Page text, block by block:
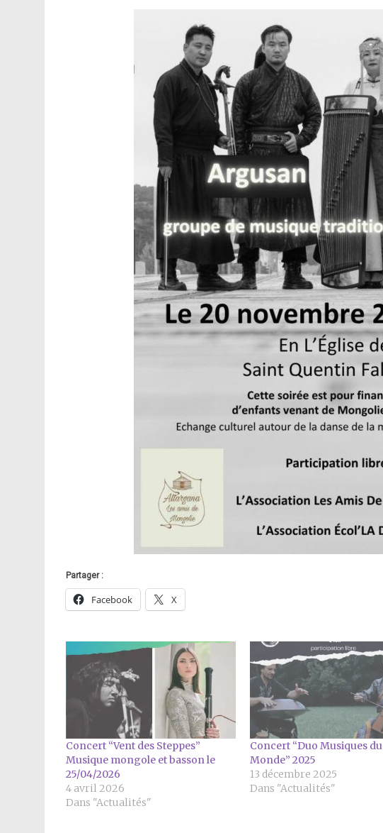
Partager :
Facebook X
Concert “Vent des Steppes”
Musique mongole et basson le
25/04/2026
4 avril 2026
Dans "Actualités"
Concert “Duo Musiques du
Monde” 2025
13 décembre 2025
Dans "Actualités"